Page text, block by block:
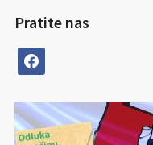
Pratite nas
facebook